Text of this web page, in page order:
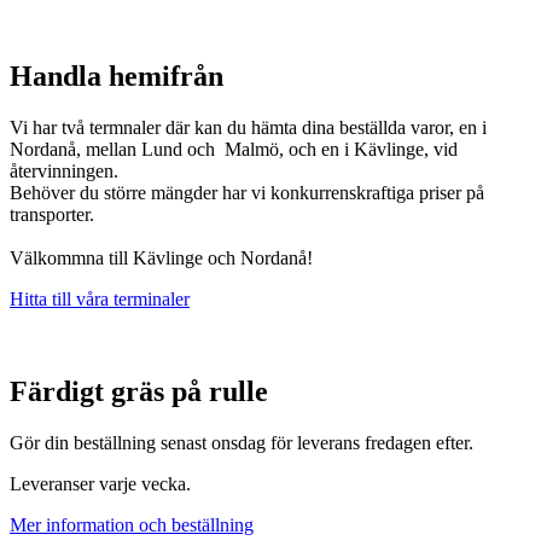
Handla hemifrån
Vi har två termnaler där kan du hämta dina beställda varor, en i
Nordanå, mellan Lund och Malmö, och en i Kävlinge, vid
återvinningen.
Behöver du större mängder har vi konkurrenskraftiga priser på
transporter.
Välkommna till Kävlinge och Nordanå!
Hitta till våra terminaler
Färdigt gräs på rulle
Gör din beställning senast onsdag för leverans fredagen efter.
Leveranser varje vecka.
Mer information och beställning